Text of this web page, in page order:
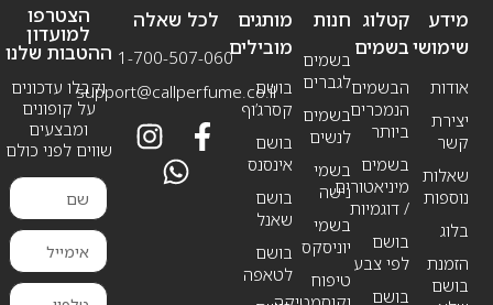
מידע
שימושי
אודות
יצירת
קשר
שאלות
נוספות
בלוג
הזמנת
בושם
חנות
בשמים
לגברים
בשמים
לנשים
בשמי
נישה
בשמי
יוניסקס
טיפוח
קטלוג
בשמים
הבשמים
הנמכרים
ביותר
בשמים
מיניאטורים
/ דוגמיות
בושם
לפי צבע
בושם
מותגים
מובילים
בושם
קסרג’וף
בושם
אינסנס
בושם
שאנל
בושם
לטאפה
לכל שאלה
1-700-507-060
support@callperfume.co.il
הצטרפו
למועדון
ההטבות שלנו
וקבלו עדכונים
על קופונים
ומבצעים
שווים לפני כולם